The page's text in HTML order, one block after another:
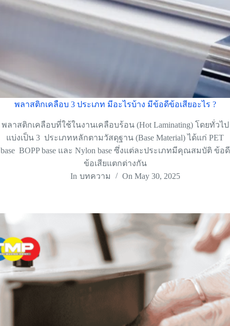
พลาสติกเคลือบ 3 ประเภท มีอะไรบ้าง มีข้อดีข้อเสียอะไร ?
พลาสติกเคลือบที่ใช้ในงานเคลือบร้อน (Hot Laminating) โดยทั่วไป
แบ่งเป็น 3 ประเภทหลักตามวัสดุฐาน (Base Material) ได้แก่ PET
base BOPP base และ Nylon base ซึ่งแต่ละประเภทมีคุณสมบัติ ข้อดี
ข้อเสียแตกต่างกัน
In บทความ On May 30, 2025